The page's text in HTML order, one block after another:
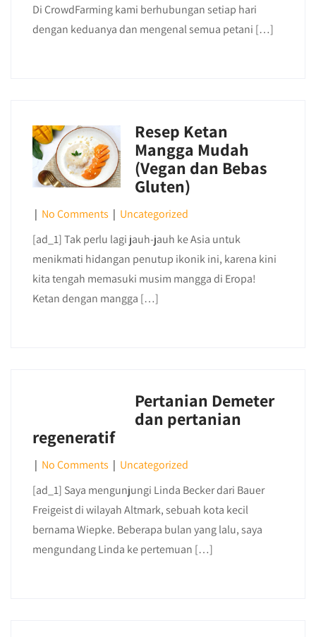
Di CrowdFarming kami berhubungan setiap hari
dengan keduanya dan mengenal semua petani […]
Resep Ketan
Mangga Mudah
(Vegan dan Bebas
Gluten)
| No Comments | Uncategorized
[ad_1] Tak perlu lagi jauh-jauh ke Asia untuk
menikmati hidangan penutup ikonik ini, karena kini
kita tengah memasuki musim mangga di Eropa!
Ketan dengan mangga […]
Pertanian Demeter
dan pertanian
regeneratif
| No Comments | Uncategorized
[ad_1] Saya mengunjungi Linda Becker dari Bauer
Freigeist di wilayah Altmark, sebuah kota kecil
bernama Wiepke. Beberapa bulan yang lalu, saya
mengundang Linda ke pertemuan […]